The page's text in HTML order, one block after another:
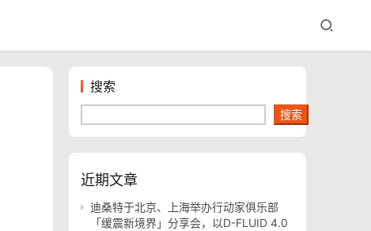
搜索
搜索
近期文章
迪桑特于北京、上海举办行动家俱乐部
「缓震新境界」分享会，以D-FLUID 4.0